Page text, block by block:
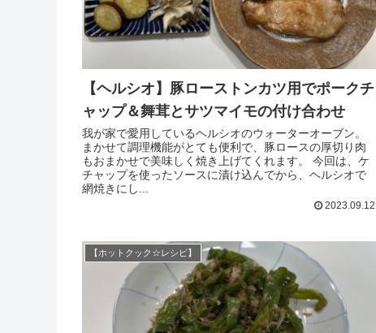
【ヘルシオ】豚ローストンカツ用でポークチ
ャップ＆舞茸とサツマイモの付け合わせ
我が家で愛用しているヘルシオのウォーターオーブン。
まかせて調理機能がとても便利で、豚ロースの厚切り肉
もおまかせで美味しく焼き上げてくれます。 今回は、ケ
チャップを使ったソースに漬け込んでから、ヘルシオで
網焼きにし...
2023.09.12
【ホットクック☆レシピ】